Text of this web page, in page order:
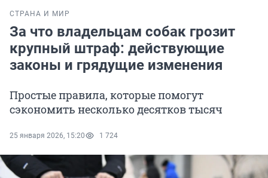
СТРАНА И МИР
За что владельцам собак грозит
крупный штраф: действующие
законы и грядущие изменения
Простые правила, которые помогут
сэкономить несколько десятков тысяч
25 января 2026, 15:20 1 724